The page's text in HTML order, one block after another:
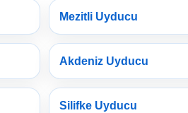
Mezitli Uyducu
Akdeniz Uyducu
Silifke Uyducu